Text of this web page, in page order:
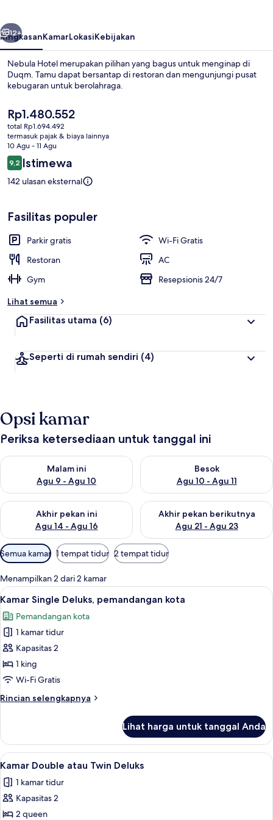
Berikutnya
12+
RingkasanKamarLokasiKebijakan
Nebula Hotel merupakan pilihan yang bagus untuk menginap di
Duqm. Tamu dapat bersantap di restoran dan mengunjungi pusat
kebugaran untuk berolahraga.
Harga
saat
ini
Rp1.480.552
Rp1.480.552
total Rp1.694.492
termasuk pajak & biaya lainnya
10 Agu - 11 Agu
Ulasan
9,29,2 dari 10
Istimewa
142 ulasan eksternal
Fasilitas populer
Parkir gratis
Wi-Fi Gratis
Restoran
AC
Gym
Resepsionis 24/7
Lihat semua
Fasilitas utama (6)
Seperti di rumah sendiri (4)
Opsi kamar
Periksa ketersediaan untuk tanggal ini
Malam ini
Agu 9 - Agu 10
Periksa ketersediaan untuk malam ini Agu 9 - Agu 10
Besok
Agu 10 - Agu 11
Periksa ketersediaan untuk
Akhir pekan ini
Agu 14 - Agu 16
Periksa ketersediaan untuk akhir pekan ini Agu 14 - Agu 16
Akhir pekan berikutnya
Agu 21 - Agu 23
Periksa ketersediaan untuk
Filter
tersedia
untuk
kamar
Semua kamar 1 tempat tidur 2 tempat tidur
Menampilkan 2 dari 2 kamar
Lihat
semua
foto
untuk
Kamar
Single
Deluks,
kota
Kamar Single Deluks, pemandangan
3
Kamar Single Deluks, pemandangan kota
Pemandangan kota
1 kamar tidur
Kapasitas 2
1 king
Wi-Fi Gratis
Rincian selengkapnya
Rincian
Kamar
Single
Deluks,
kota
Lihat harga untuk tanggal Anda
Lihat
semua
foto
untuk
Kamar
Kamar Double atau Twin Deluks | Wi-
3
Kamar Double atau Twin Deluks
1 kamar tidur
Kapasitas 2
2 queen